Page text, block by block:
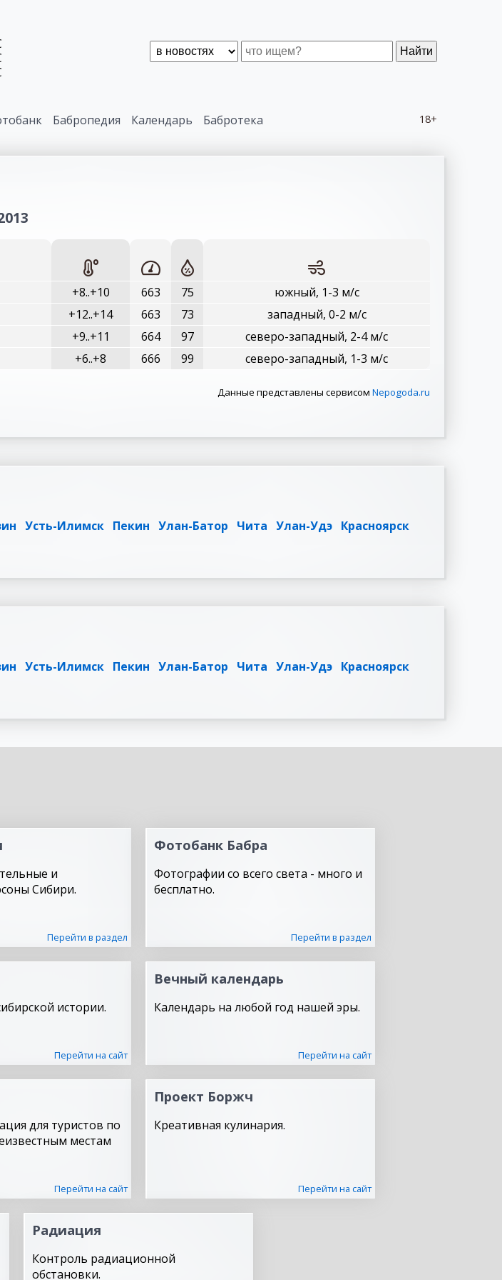
Найти
18+
Бабропедия Календарь Бабротека
+8..+10 663 75
южный, 1-3 м/с
+12..+14 663 73
западный, 0-2 м/с
+9..+11 664 97
северо-западный, 2-4 м/с
+6..+8 666 99 северо-западный, 1-3 м/с
Данные представлены сервисом Nepogoda.ru
Усть-Илимск Пекин Улан-Батор Чита Улан-Удэ Красноярск
Усть-Илимск Пекин Улан-Батор Чита Улан-Удэ Красноярск
и
Сибири.
Перейти в раздел
Фотобанк Бабра
Фотографии со всего света - много и
бесплатно.
Перейти в раздел
истории.
Перейти на сайт
Вечный календарь
Календарь на любой год нашей эры.
Перейти на сайт
для туристов по
местам
Перейти на сайт
Проект Боржч
Креативная кулинария.
Перейти на сайт
Радиация
Контроль радиационной
обстановки.